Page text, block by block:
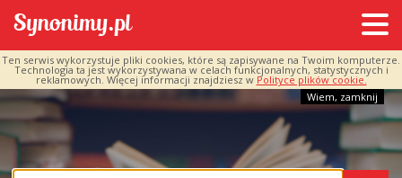
Ten serwis wykorzystuje pliki cookies, które są zapisywane na Twoim komputerze.
Technologia ta jest wykorzystywana w celach funkcjonalnych, statystycznych i
reklamowych. Więcej informacji znajdziesz w Polityce plików cookie.
Wiem, zamknij